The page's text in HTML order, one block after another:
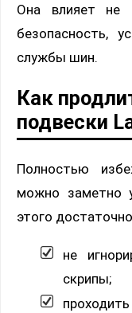
Она влияет не
безопасность,
службы шин.
Как
подвески
Полностью
можно заметно
этого
не
скрипы;